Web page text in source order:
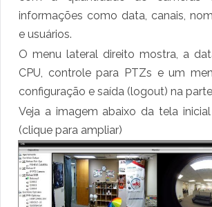
informações como data, canais,
e usuários.
O menu lateral direito mostra, a
CPU, controle para PTZs e um
configuração e saída (logout) na
Veja a imagem abaixo da tela
(clique para ampliar)